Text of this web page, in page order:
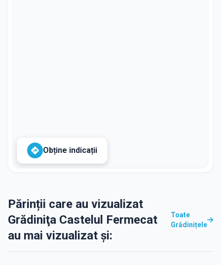
Obține indicații
Părinții care au vizualizat
Grădiniţa Castelul Fermecat
au mai vizualizat și:
Toate
Grădinițele